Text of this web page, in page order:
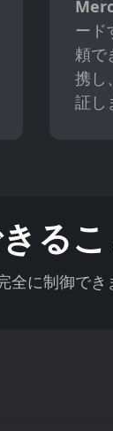
ード
頼で
携し
証し
るこ
に制御でき